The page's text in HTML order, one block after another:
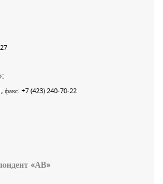
, факс: +7 (423) 240-70-22
«АВ»